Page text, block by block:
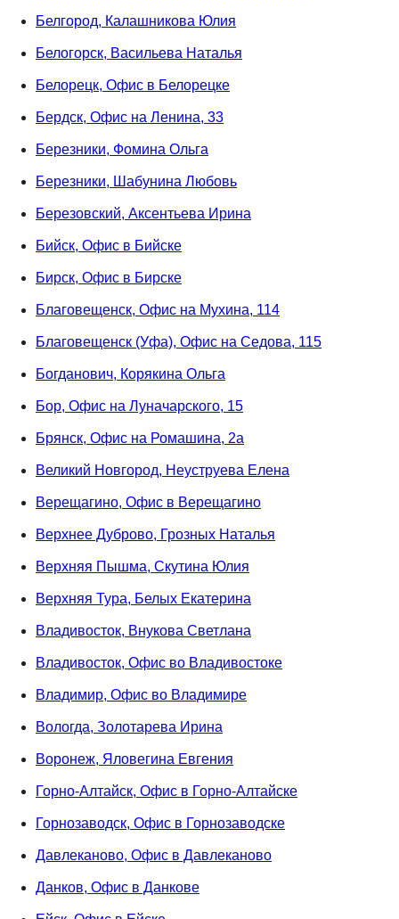
Белгород, Калашникова Юлия
Белогорск, Васильева Наталья
Белорецк, Офис в Белорецке
Бердск, Офис на Ленина, 33
Березники, Фомина Ольга
Березники, Шабунина Любовь
Березовский, Аксентьева Ирина
Бийск, Офис в Бийске
Бирск, Офис в Бирске
Благовещенск, Офис на Мухина, 114
Благовещенск (Уфа), Офис на Седова, 115
Богданович, Корякина Ольга
Бор, Офис на Луначарского, 15
Брянск, Офис на Ромашина, 2а
Великий Новгород, Неуструева Елена
Верещагино, Офис в Верещагино
Верхнее Дуброво, Грозных Наталья
Верхняя Пышма, Скутина Юлия
Верхняя Тура, Белых Екатерина
Владивосток, Внукова Светлана
Владивосток, Офис во Владивостоке
Владимир, Офис во Владимире
Вологда, Золотарева Ирина
Воронеж, Яловегина Евгения
Горно-Алтайск, Офис в Горно-Алтайске
Горнозаводск, Офис в Горнозаводске
Давлеканово, Офис в Давлеканово
Данков, Офис в Данкове